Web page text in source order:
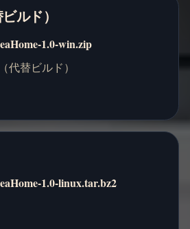
ルド）
1.0-win.zip
代替ビルド）
1.0-linux.tar.bz2